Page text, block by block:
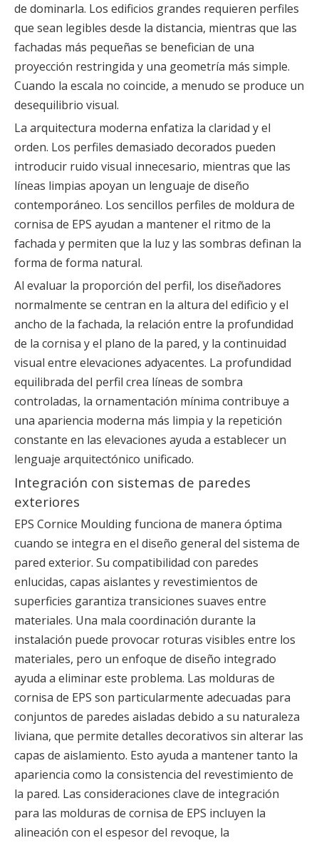
de dominarla. Los edificios grandes requieren perfiles
que sean legibles desde la distancia, mientras que las
fachadas más pequeñas se benefician de una
proyección restringida y una geometría más simple.
Cuando la escala no coincide, a menudo se produce un
desequilibrio visual.
La arquitectura moderna enfatiza la claridad y el
orden. Los perfiles demasiado decorados pueden
introducir ruido visual innecesario, mientras que las
líneas limpias apoyan un lenguaje de diseño
contemporáneo. Los sencillos perfiles de moldura de
cornisa de EPS ayudan a mantener el ritmo de la
fachada y permiten que la luz y las sombras definan la
forma de forma natural.
Al evaluar la proporción del perfil, los diseñadores
normalmente se centran en la altura del edificio y el
ancho de la fachada, la relación entre la profundidad
de la cornisa y el plano de la pared, y la continuidad
visual entre elevaciones adyacentes. La profundidad
equilibrada del perfil crea líneas de sombra
controladas, la ornamentación mínima contribuye a
una apariencia moderna más limpia y la repetición
constante en las elevaciones ayuda a establecer un
lenguaje arquitectónico unificado.
Integración con sistemas de paredes
exteriores
EPS Cornice Moulding funciona de manera óptima
cuando se integra en el diseño general del sistema de
pared exterior. Su compatibilidad con paredes
enlucidas, capas aislantes y revestimientos de
superficies garantiza transiciones suaves entre
materiales. Una mala coordinación durante la
instalación puede provocar roturas visibles entre los
materiales, pero un enfoque de diseño integrado
ayuda a eliminar este problema. Las molduras de
cornisa de EPS son particularmente adecuadas para
conjuntos de paredes aisladas debido a su naturaleza
liviana, que permite detalles decorativos sin alterar las
capas de aislamiento. Esto ayuda a mantener tanto la
apariencia como la consistencia del revestimiento de
la pared. Las consideraciones clave de integración
para las molduras de cornisa de EPS incluyen la
alineación con el espesor del revoque, la